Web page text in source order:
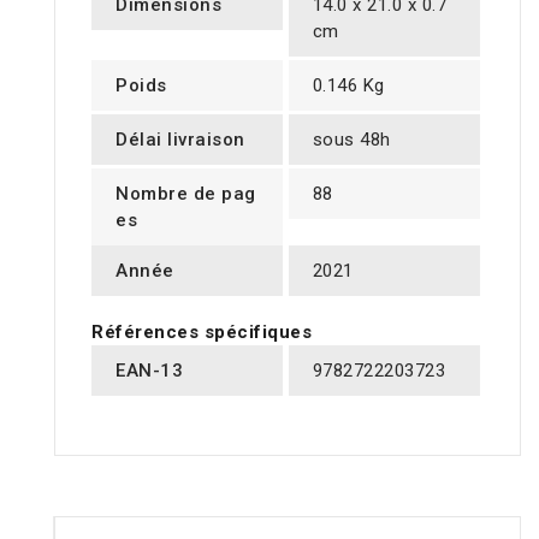
Dimensions
14.0 x 21.0 x 0.7
cm
Poids 0.146 Kg
Délai livraison sous 48h
Nombre de pag
es
88
Année 2021
Références spécifiques
EAN-13
9782722203723